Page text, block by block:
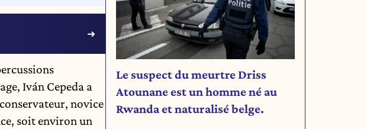
Iván Cepeda a
novice
soit environ un
Le suspect du meurtre Driss
Atounane est un homme né au
Rwanda et naturalisé belge.